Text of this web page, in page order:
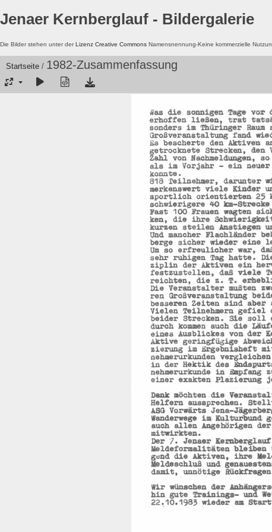
Jenaer Kernberglauf - Bildergalerie
Die Bilder stehen unter derLizenz Creative Commons Namensnennung-Keine kommerzielle
Startseite / 1982-Zusammenfassung